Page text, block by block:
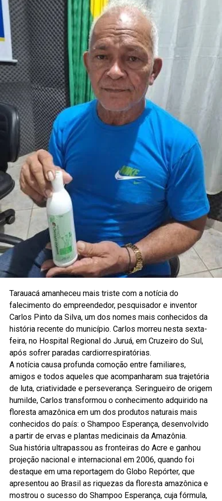
Tarauacá amanheceu mais triste com a notícia do
falecimento do empreendedor, pesquisador e inventor
Carlos Pinto da Silva, um dos nomes mais conhecidos da
história recente do município. Carlos morreu nesta sexta-
feira, no Hospital Regional do Juruá, em Cruzeiro do Sul,
após sofrer paradas cardiorrespiratórias.
A notícia causa profunda comoção entre familiares,
amigos e todos aqueles que acompanharam sua trajetória
de luta, criatividade e perseverança. Seringueiro de origem
humilde, Carlos transformou o conhecimento adquirido na
floresta amazônica em um dos produtos naturais mais
conhecidos do país: o Shampoo Esperança, desenvolvido
a partir de ervas e plantas medicinais da Amazônia.
Sua história ultrapassou as fronteiras do Acre e ganhou
projeção nacional e internacional em 2006, quando foi
destaque em uma reportagem do Globo Repórter, que
apresentou ao Brasil as riquezas da floresta amazônica e
mostrou o sucesso do Shampoo Esperança, cuja fórmula,